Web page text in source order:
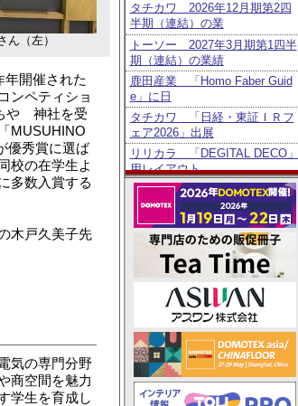
（左）
開催された
ンペティショ
や 神社を受
MUSUHINO
優秀賞に選ば
校の在学生よ
多数入賞する
木戸久美子先
気の専門分野
商空間を魅力
学生を育成し
タチカワ 2026年12月期第2四
半期（連結）の業
トーソー 2027年3月期第1四半
期（連結）の業績
鹿田産業 「Homo Faber Guid
e」に日
タチカワ 「日経・東証ＩＲフ
ェア2026」出展
リリカラ 「DEGITAL DECO」
用レイアウト
ニチベイ 「第6回メカモノ事
例コンテスト」8／3よ
東リ 2027年3月期第1四半期
（連結）の業績
ニチベイ 公式Instagramプレゼ
ントキャンペ